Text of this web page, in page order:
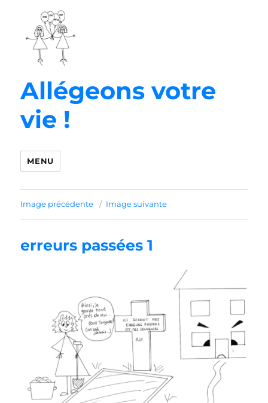
Allégeons votre
vie !
MENU
Image précédente Image suivante
erreurs passées 1